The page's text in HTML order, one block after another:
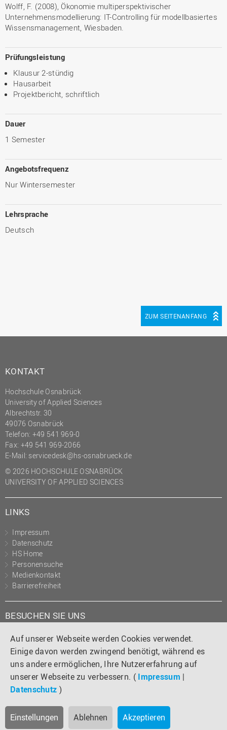
Auf unserer Webseite werden Cookies verwendet.
Einige davon werden zwingend benötigt, während es
uns andere ermöglichen, Ihre Nutzererfahrung auf
unserer Webseite zu verbessern. ( Impressum |
Datenschutz )
Einstellungen Ablehnen Akzeptieren
Wolff, F. (2008), Ökonomie multiperspektivischer
Unternehmensmodellierung: IT-Controlling für modellbasiertes
Wissensmanagement, Wiesbaden.
Prüfungsleistung
Klausur 2-stündig
Hausarbeit
Projektbericht, schriftlich
Dauer
1 Semester
Angebotsfrequenz
Nur Wintersemester
Lehrsprache
Deutsch
ZUM SEITENANFANG
KONTAKT
Hochschule Osnabrück
University of Applied Sciences
Albrechtstr. 30
49076 Osnabrück
Telefon: +49 541 969-0
Fax: +49 541 969-2066
E-Mail: servicedesk@hs-osnabrueck.de
© 2026 HOCHSCHULE OSNABRÜCK
UNIVERSITY OF APPLIED SCIENCES
LINKS
Impressum
Datenschutz
HS Home
Personensuche
Medienkontakt
Barrierefreiheit
BESUCHEN SIE UNS
Instagram
TiktokLinkedIn
YouTube
Facebook